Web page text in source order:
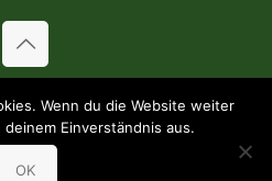
Datenschutz
Allergene (PDF)
Wenn du die Website weiter
Einverständnis aus.
OK